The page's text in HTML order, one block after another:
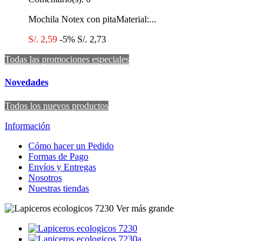
Mochila Notex con pitaMaterial:...
S/. 2,59 -5% S/. 2,73
Todas las promociones especiales
Novedades
Todos los nuevos productos
Información
Cómo hacer un Pedido
Formas de Pago
Envíos y Entregas
Nosotros
Nuestras tiendas
Ver más grande